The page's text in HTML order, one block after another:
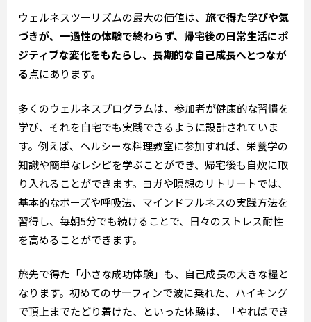
ウェルネスツーリズムの最大の価値は、 旅で得た学びや気
づきが、一過性の体験で終わらず、帰宅後の日常生活にポ
ジティブな変化をもたらし、長期的な自己成長へとつなが
る点にあります。
多くのウェルネスプログラムは、参加者が健康的な習慣を
学び、それを自宅でも実践できるように設計されていま
す。例えば、ヘルシーな料理教室に参加すれば、栄養学の
知識や簡単なレシピを学ぶことができ、帰宅後も自炊に取
り入れることができます。ヨガや瞑想のリトリートでは、
基本的なポーズや呼吸法、マインドフルネスの実践方法を
習得し、毎朝5分でも続けることで、日々のストレス耐性
を高めることができます。
旅先で得た「小さな成功体験」も、自己成長の大きな糧と
なります。初めてのサーフィンで波に乗れた、ハイキング
で頂上までたどり着けた、といった体験は、「やればでき